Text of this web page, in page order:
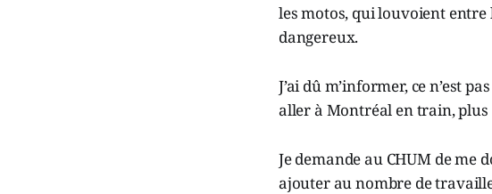
les motos, qui louvoient entre
dangereux.
J’ai dû m’informer, ce n’est
aller à Montréal en train, plus
Je demande au CHUM de me
ajouter au nombre de